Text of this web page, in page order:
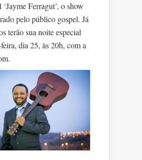
Ferragut’, o show
pelo público gospel. Já
terão sua noite especial
dia 25, às 20h, com a